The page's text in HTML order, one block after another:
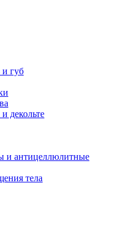
и губ
декольте
и антицеллюлитные
тела